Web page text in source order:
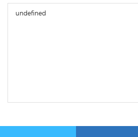
undefined